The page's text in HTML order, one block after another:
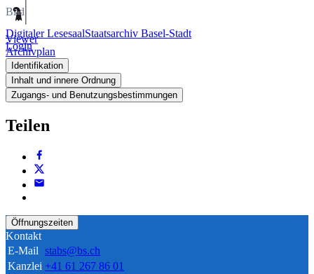
Digitaler LesesaalStaatsarchiv Basel-Stadt
Login
Bild
Viewer
Archivplan
Identifikation
Inhalt und innere Ordnung
Zugangs- und Benutzungsbestimmungen
Teilen
Öffnungszeiten
Kontakt
E-Mail stabs@bs.ch
Kanzlei +41 61 267 86 01